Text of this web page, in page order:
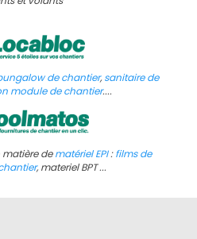
de chantier,sanitaire de
module de chantier....
matière dematériel EPI:films de
, materiel BPT ...